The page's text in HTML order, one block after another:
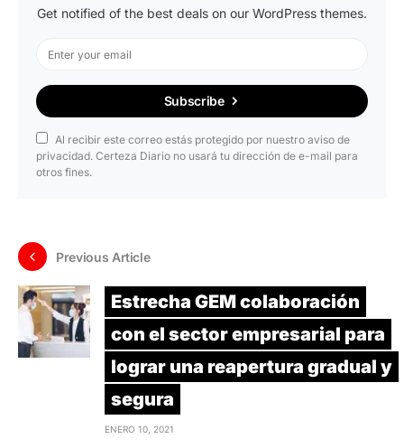
Get notified of the best deals on our WordPress themes.
Subscribe
Al recibir este correo estás protegido por nuestro aviso de
privacidad. Certeza Diario no usará tu dirección de e-mail para
otros fines.
Previous Article
Estrecha GEM colaboración
con el sector empresarial para
lograr una reapertura gradual y
segura
ENERO 10, 2021